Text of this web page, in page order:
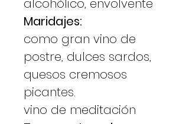
alcohólico, envolvente
Maridajes:
como gran vino de
postre, dulces sardos,
quesos cremosos
picantes.
vino de meditación